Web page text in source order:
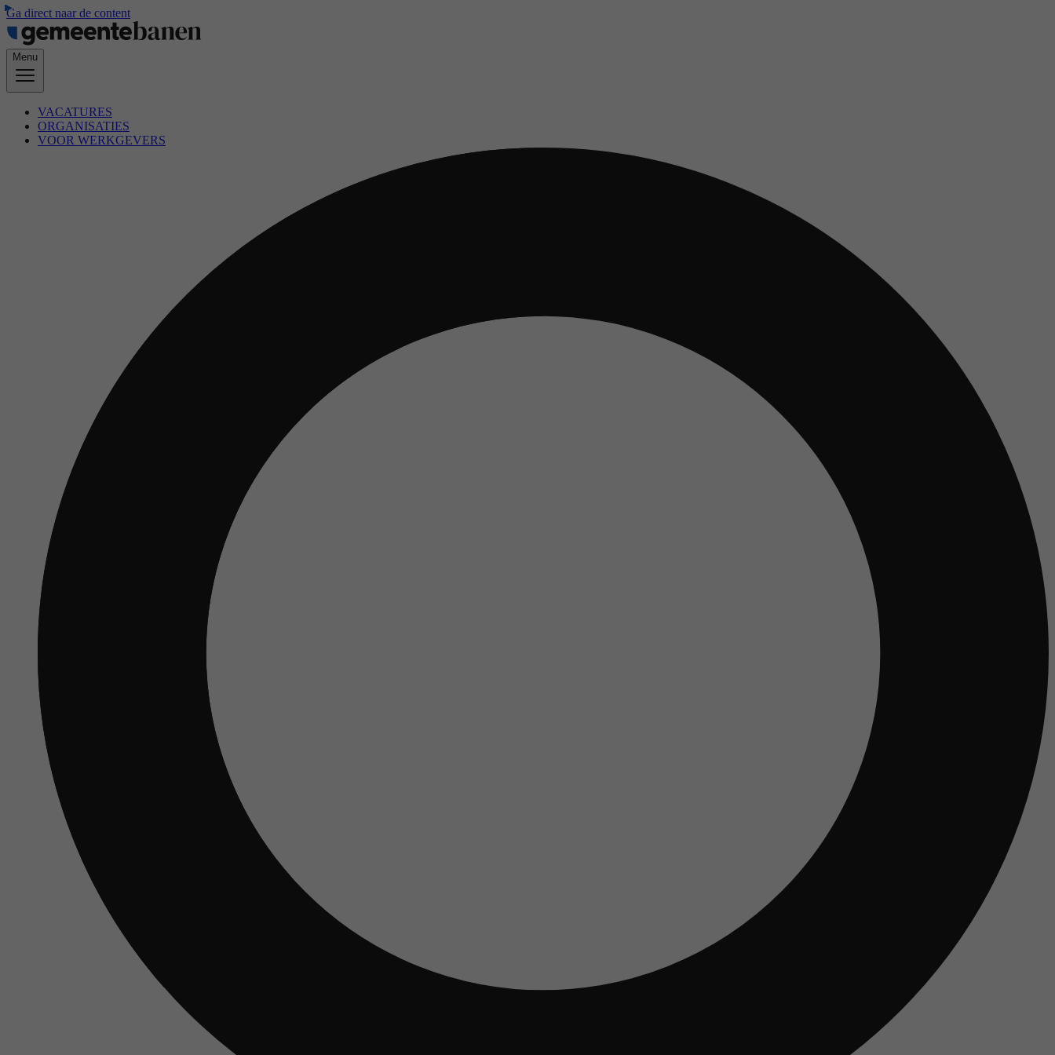
Ga direct naar de content
Menu
VACATURES
ORGANISATIES
VOOR WERKGEVERS